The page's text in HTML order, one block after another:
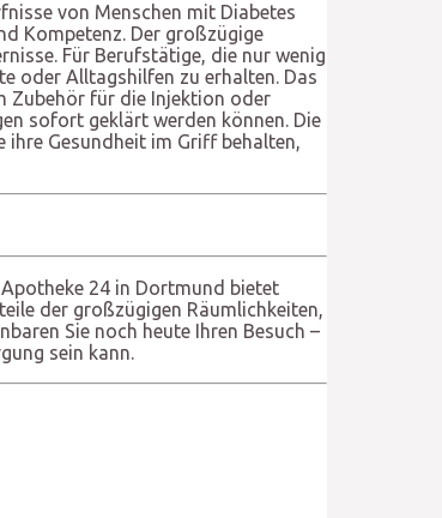
von Menschen mit Diabetes
Kompetenz. Der großzügige
Für Berufstätige, die nur wenig
oder Alltagshilfen zu erhalten. Das
Zubehör für die Injektion oder
sofort geklärt werden können. Die
Gesundheit im Griff behalten,
24 in Dortmund bietet
der großzügigen Räumlichkeiten,
Sie noch heute Ihren Besuch –
sein kann.